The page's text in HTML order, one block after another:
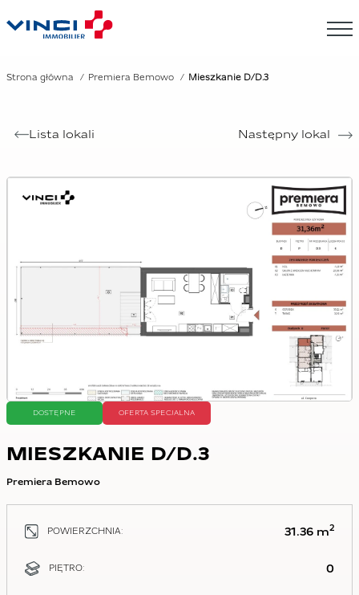
Strona główna Premiera Bemowo Mieszkanie D/D.3
Lista lokali Następny lokal
DOSTĘPNE OFERTA SPECJALNA
MIESZKANIE D/D.3
Premiera Bemowo
POWIERZCHNIA: 31.36 m2
PIĘTRO: 0